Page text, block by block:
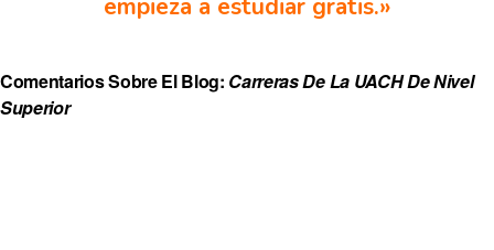
empieza a estudiar gratis.»
Comentarios Sobre El Blog: Carreras De La UACH De Nivel
Superior